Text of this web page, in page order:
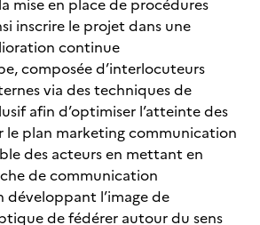
mise en place de procédures
inscrire le projet dans une
continue
composée d’interlocuteurs
via des techniques de
afin d’optimiser l’atteinte des
le plan marketing communication
des acteurs en mettant en
de communication
développant l’image de
de fédérer autour du sens